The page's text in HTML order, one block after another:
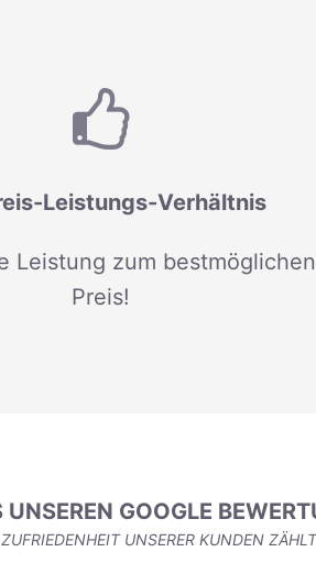
Leistungs-Verhältnis
Leistung zum bestmöglichen
Preis!
GOOGLE
UNSERER KUNDEN